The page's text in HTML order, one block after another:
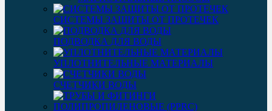
СИСТЕМЫ ЗАЩИТЫ ОТ ПРОТЕЧЕК
ПОДВОДКА ДЛЯ ВОДЫ
УПЛОТНИТЕЛЬНЫЕ МАТЕРИАЛЫ
СЧЕТЧИКИ ВОДЫ